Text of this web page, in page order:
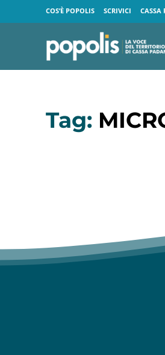
COS’È POPOLIS SCRIVICI CASSA
Tag: